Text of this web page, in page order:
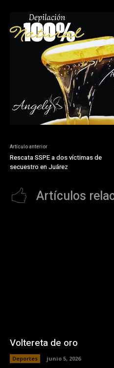
Artículo anterior
Rescata SSPE a dos víctimas de
secuestro en Juárez
Artículos
Voltereta de oro
Deportes junio 5, 2026